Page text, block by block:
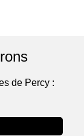
de Percy :